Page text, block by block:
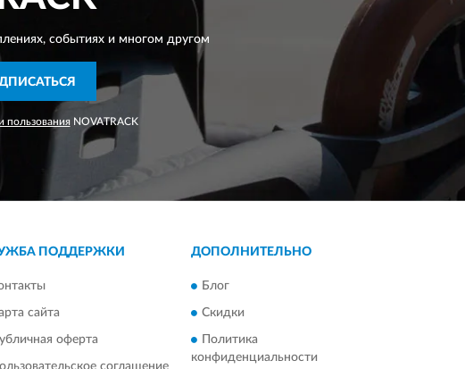
событиях и многом другом
пользованияNOVATRACK
ПОДДЕРЖКИ
сайта
оферта
ДОПОЛНИТЕЛЬНО
Блог
Скидки
Политика
конфиденциальности